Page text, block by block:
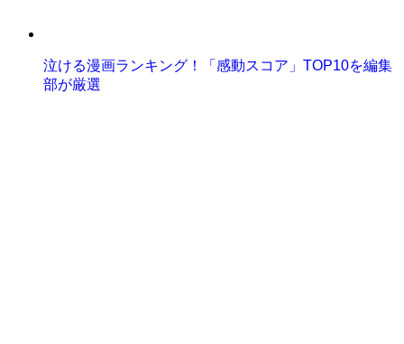
泣ける漫画ランキング！「感動スコア」TOP10を編集
部が厳選